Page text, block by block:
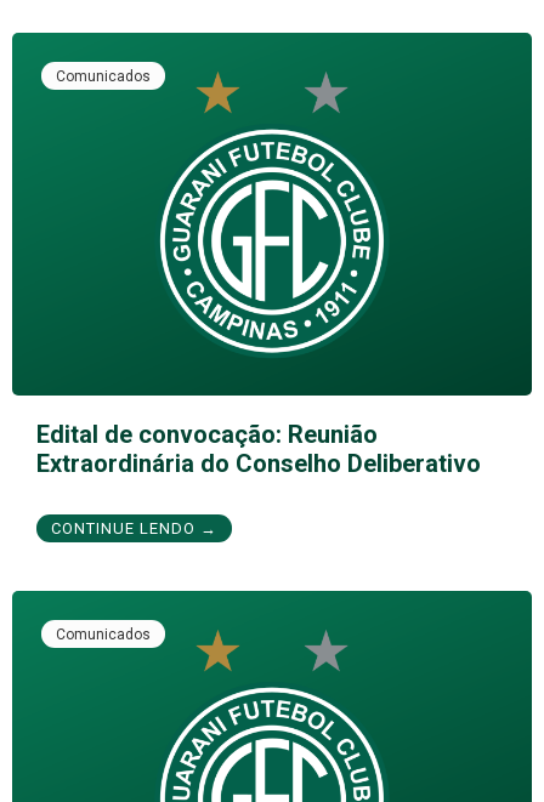
Comunicados
Edital de convocação: Reunião
Extraordinária do Conselho Deliberativo
CONTINUE LENDO →
Comunicados